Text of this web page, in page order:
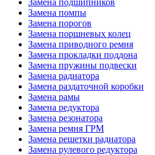
Замена подшипников
Замена помпы
Замена порогов
Замена поршневых колец
Замена приводного ремня
Замена прокладки поддона
Замена пружины подвески
Замена радиатора
Замена раздаточной коробки
Замена рамы
Замена редуктора
Замена резонатора
Замена ремня ГРМ
Замена решетки радиатора
Замена рулевого редуктора